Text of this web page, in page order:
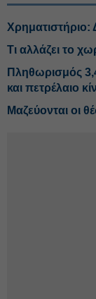
Χρηματιστήριο:
Τι αλλάζει το
Πληθωρισμός
και πετρέλαιο
Μαζεύονται οι